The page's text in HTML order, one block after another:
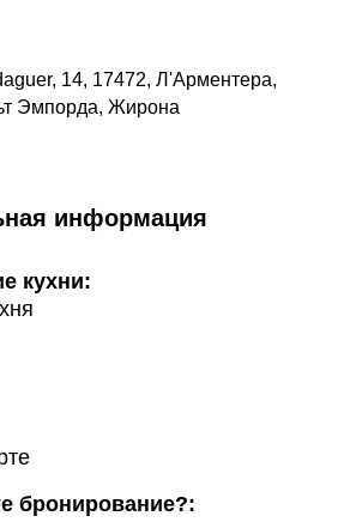
14, 17472, Л'Арментера,
Эмпорда, Жирона
информация
кухни:
бронирование?: